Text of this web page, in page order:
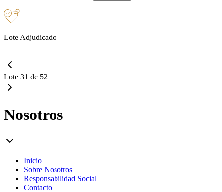
Lote Adjudicado
Lote 31 de 52
Nosotros
Inicio
Sobre Nosotros
Responsabilidad Social
Contacto